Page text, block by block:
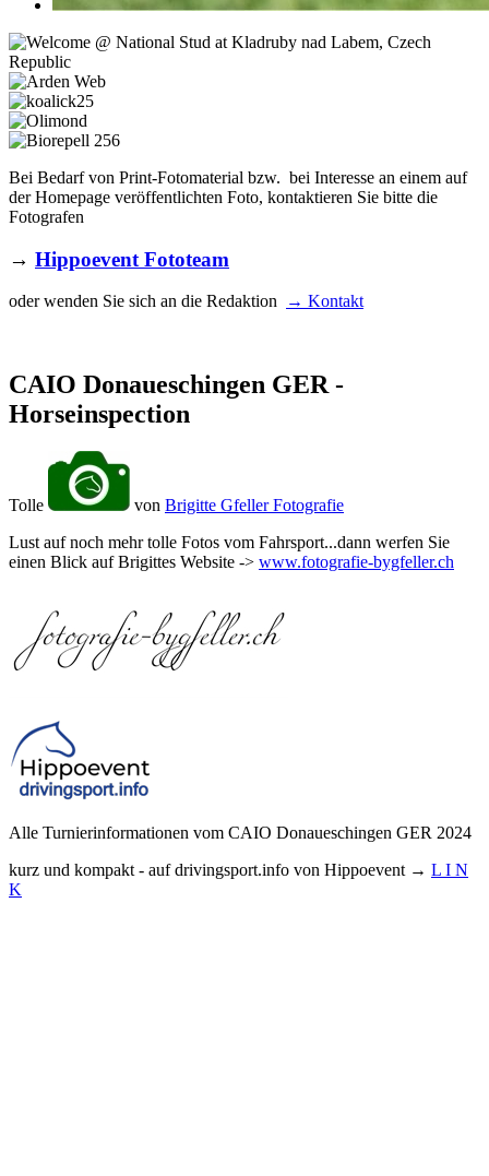
Bei Bedarf von Print-Fotomaterial bzw. bei Interesse an einem auf
der Homepage veröffentlichten Foto, kontaktieren Sie bitte die
Fotografen
→ Hippoevent Fototeam
oder wenden Sie sich an die Redaktion → Kontakt
CAIO Donaueschingen GER -
Horseinspection
Tolle von Brigitte Gfeller Fotografie
Lust auf noch mehr tolle Fotos vom Fahrsport...dann werfen Sie
einen Blick auf Brigittes Website -> www.fotografie-bygfeller.ch
Alle Turnierinformationen vom CAIO Donaueschingen GER 2024
kurz und kompakt - auf drivingsport.info von Hippoevent → L I N
K